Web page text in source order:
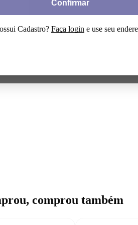
Confirmar
Cadastro? Faça login e use seu
comprou também